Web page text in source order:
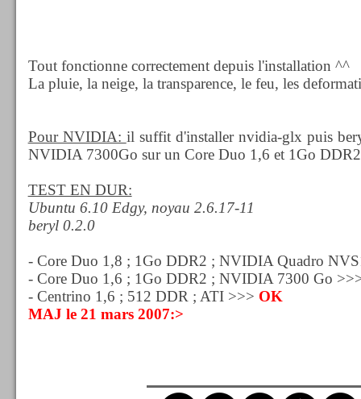
Tout fonctionne correctement depuis l'installation ^^
La pluie, la neige, la transparence, le feu, les
Pour NVIDIA: il suffit d'installer nvidia-glx puis
NVIDIA 7300Go sur un Core Duo 1,6 et 1Go
TEST EN DUR:
Ubuntu 6.10 Edgy, noyau 2.6.17-11
beryl 0.2.0
- Core Duo 1,8 ; 1Go DDR2 ; NVIDIA Quadro
- Core Duo 1,6 ; 1Go DDR2 ; NVIDIA 7300 Go
- Centrino 1,6 ; 512 DDR ; ATI >>> OK
MAJ le 21 mars 2007:>